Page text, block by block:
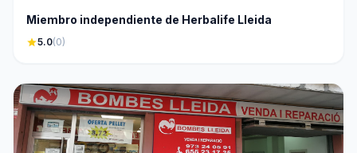
Miembro independiente de Herbalife Lleida
star5.0(0)